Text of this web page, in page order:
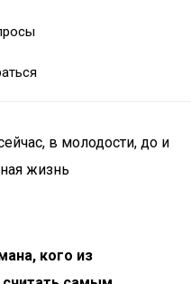
в молодости, до и
жизнь
кого из